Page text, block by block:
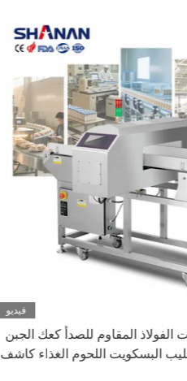
فيديو
المقاوم للصدأ كعك الجبن
البسكويت اللحوم الغذاء كاشف